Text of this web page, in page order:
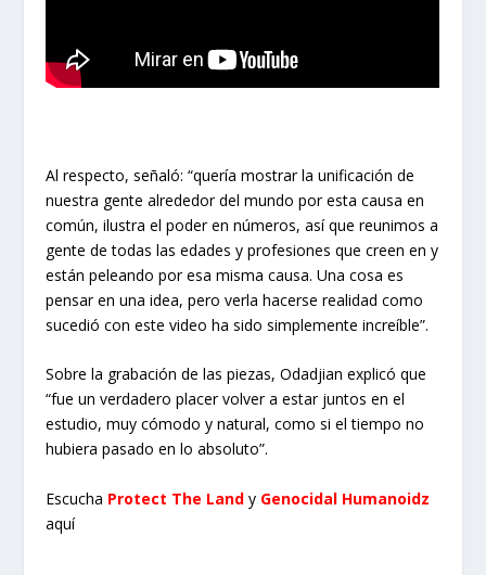
Al respecto, señaló: “quería mostrar la unificación de
nuestra gente alrededor del mundo por esta causa en
común, ilustra el poder en números, así que reunimos a
gente de todas las edades y profesiones que creen en y
están peleando por esa misma causa. Una cosa es
pensar en una idea, pero verla hacerse realidad como
sucedió con este video ha sido simplemente increíble”.
Sobre la grabación de las piezas, Odadjian explicó que
“fue un verdadero placer volver a estar juntos en el
estudio, muy cómodo y natural, como si el tiempo no
hubiera pasado en lo absoluto”.
Escucha Protect The Land y Genocidal Humanoidz
aquí